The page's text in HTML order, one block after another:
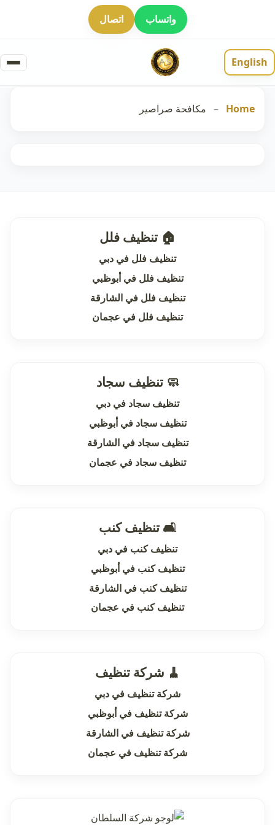
واتساب اتصال
English
Home
– مكافحة صراصير
🏠 تنظيف فلل
تنظيف فلل في دبي
تنظيف فلل في أبوظبي
تنظيف فلل في الشارقة
تنظيف فلل في عجمان
🧼 تنظيف سجاد
تنظيف سجاد في دبي
تنظيف سجاد في أبوظبي
تنظيف سجاد في الشارقة
تنظيف سجاد في عجمان
🛋 تنظيف كنب
تنظيف كنب في دبي
تنظيف كنب في أبوظبي
تنظيف كنب في الشارقة
تنظيف كنب في عجمان
🧹 شركة تنظيف
شركة تنظيف في دبي
شركة تنظيف في أبوظبي
شركة تنظيف في الشارقة
شركة تنظيف في عجمان